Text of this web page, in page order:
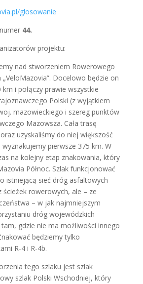
glosowanie
44.
projektu:
nad stworzeniem Rowerowego
„VeloMazovia”. Docelowo będzie on
i połączy prawie wszystkie
Polski (z wyjątkiem
mazowieckiego i szereg punktów
Mazowsza. Cała trasę
uzyskaliśmy do niej większość
pierwsze 375 km. W
na kolejny etap znakowania, który
Północ. Szlak funkcjonować
istniejącą sieć dróg asfaltowych
rowerowych, ale – ze
– w jak najmniejszym
dróg wojewódzkich
gdzie nie ma możliwości innego
będziemy tylko
R-4 i R-4b.
tego szlaku jest szlak
szlak Polski Wschodniej, który